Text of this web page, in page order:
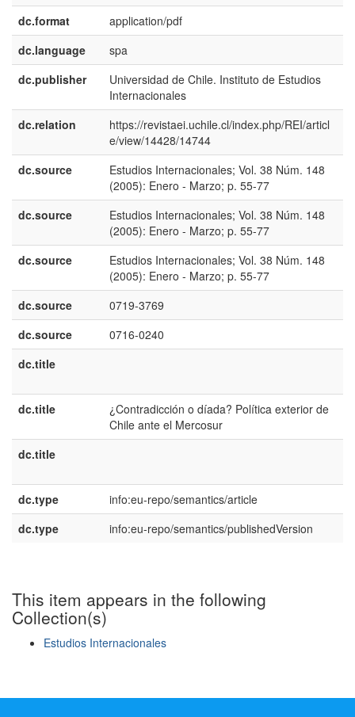
dc.format
application/pdf
dc.language
spa
dc.publisher
Universidad de Chile. Instituto de Estudios
Internacionales
dc.relation
https://revistaei.uchile.cl/index.php/REI/articl
e/view/14428/14744
dc.source
Estudios Internacionales; Vol. 38 Núm. 148
(2005): Enero - Marzo; p. 55-77
dc.source
Estudios Internacionales; Vol. 38 Núm. 148
(2005): Enero - Marzo; p. 55-77
dc.source
Estudios Internacionales; Vol. 38 Núm. 148
(2005): Enero - Marzo; p. 55-77
dc.source
0719-3769
dc.source
0716-0240
dc.title
dc.title
¿Contradicción o díada? Política exterior de
Chile ante el Mercosur
dc.title
dc.type
info:eu-repo/semantics/article
dc.type
info:eu-repo/semantics/publishedVersion
This item appears in the following
Collection(s)
Estudios Internacionales